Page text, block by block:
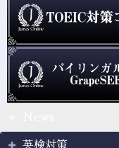
英検対策